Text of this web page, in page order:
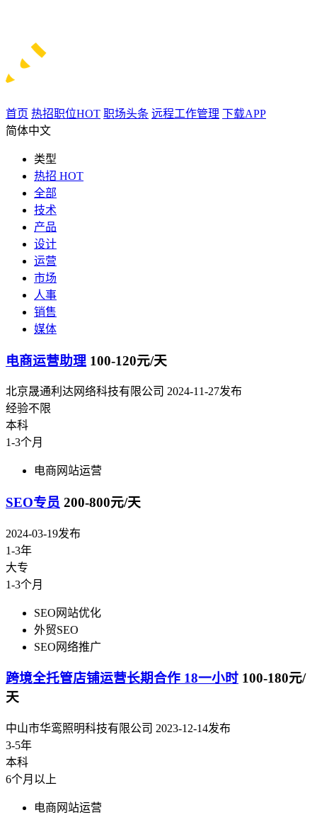
首页 热招职位HOT 职场头条 远程工作管理 下载APP
简体中文
类型
热招 HOT
全部
技术
产品
设计
运营
市场
人事
销售
媒体
电商运营助理 100-120元/天
北京晟通利达网络科技有限公司 2024-11-27发布
经验不限
本科
1-3个月
电商网站运营
SEO专员 200-800元/天
2024-03-19发布
1-3年
大专
1-3个月
SEO网站优化
外贸SEO
SEO网络推广
跨境全托管店铺运营长期合作 18一小时 100-180元/
天
中山市华鸾照明科技有限公司 2023-12-14发布
3-5年
本科
6个月以上
电商网站运营